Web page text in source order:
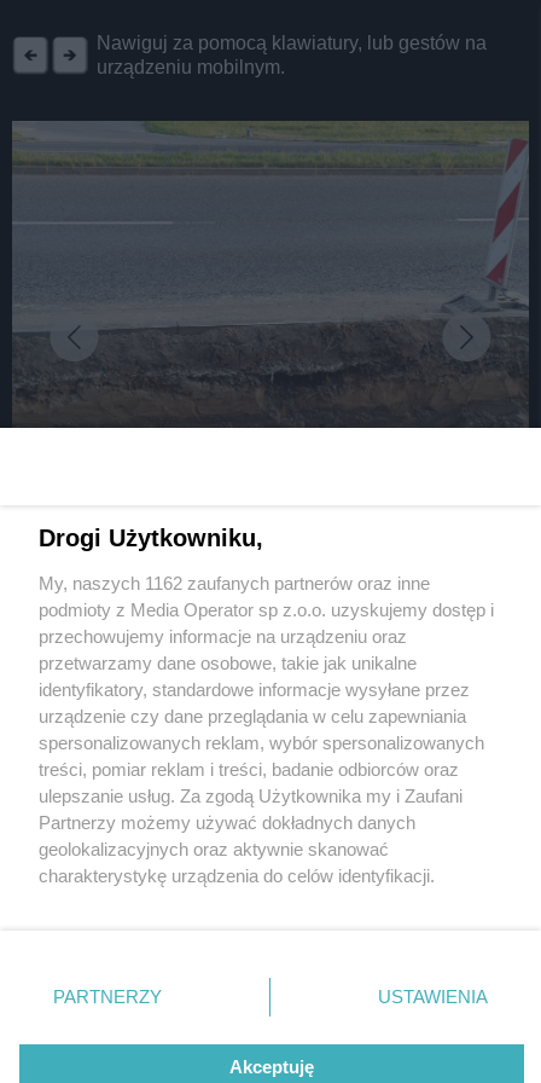
Nawiguj za pomocą klawiatury, lub gestów na
urządzeniu mobilnym.
Dlaczego drogi w mieście nie spełniają
dzisiejszych standardów? MZUiM Tychy
odpowiada
1 / 3
Drogi w mieście
Wydawca mediów lokalnych
Nie zapomnij
zapoznać się z:
polityką prywatności regulamin korzystania z portali
Twojemiasto
Piekary Śląskie
Chorzów
Tarnowskie Góry
Gliwice
Skontakuj sięz nami
Kontakt
Wydawca
Redakcja
Drogi Użytkowniku,
My, naszych 1162 zaufanych partnerów oraz inne
podmioty z Media Operator sp z.o.o. uzyskujemy dostęp i
przechowujemy informacje na urządzeniu oraz
przetwarzamy dane osobowe, takie jak unikalne
identyfikatory, standardowe informacje wysyłane przez
urządzenie czy dane przeglądania w celu zapewniania
spersonalizowanych reklam, wybór spersonalizowanych
treści, pomiar reklam i treści, badanie odbiorców oraz
ulepszanie usług. Za zgodą Użytkownika my i Zaufani
Partnerzy możemy używać dokładnych danych
geolokalizacyjnych oraz aktywnie skanować
charakterystykę urządzenia do celów identyfikacji.
zmienić/wycofać klikając przycisk ustawień prywatności
znajdujący się w lewym dolnym rogu strony
rodzaje przetwarzania danych nie wymagają zgody
użytkownika, ale masz prawo sprzeciwić się takiemu
PARTNERZY USTAWIENIA
Akceptuję